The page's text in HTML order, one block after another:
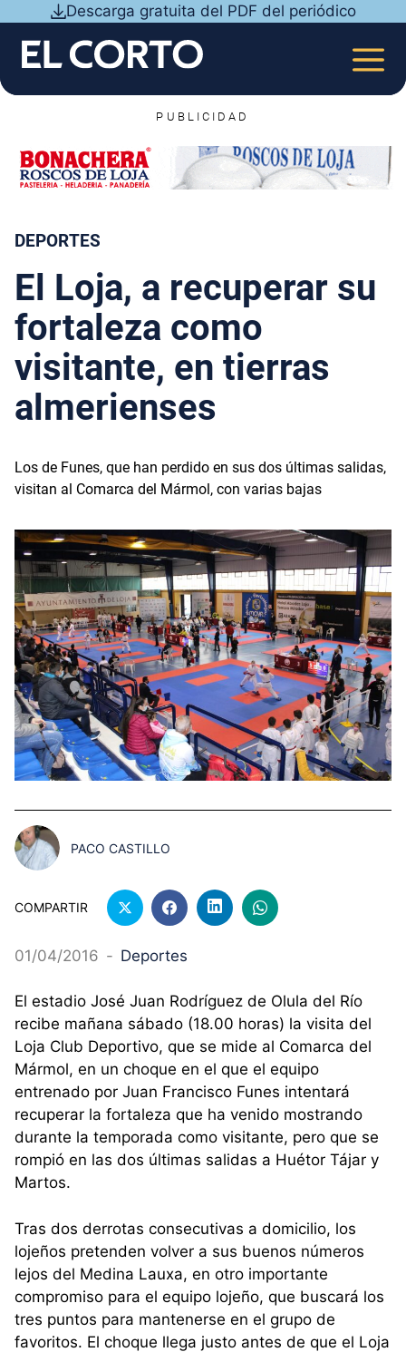
contenido
Descarga gratuita del PDF del periódico
PUBLICIDAD
DEPORTES
El Loja, a recuperar su
fortaleza como
visitante, en tierras
almerienses
Los de Funes, que han perdido en sus dos últimas salidas,
visitan al Comarca del Mármol, con varias bajas
PACO CASTILLO
COMPARTIR
01/04/2016 - Deportes
El estadio José Juan Rodríguez de Olula del Río
recibe mañana sábado (18.00 horas) la visita del
Loja Club Deportivo, que se mide al Comarca del
Mármol, en un choque en el que el equipo
entrenado por Juan Francisco Funes intentará
recuperar la fortaleza que ha venido mostrando
durante la temporada como visitante, pero que se
rompió en las dos últimas salidas a Huétor Tájar y
Martos.
Tras dos derrotas consecutivas a domicilio, los
lojeños pretenden volver a sus buenos números
lejos del Medina Lauxa, en otro importante
compromiso para el equipo lojeño, que buscará los
tres puntos para mantenerse en el grupo de
favoritos. El choque llega justo antes de que el Loja